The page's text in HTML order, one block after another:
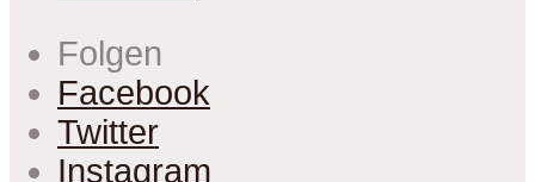
Folgen
Facebook
Twitter
Instagram